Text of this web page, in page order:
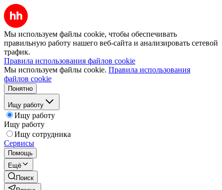
Мы используем файлы cookie, чтобы обеспечивать
правильную работу нашего веб-сайта и анализировать сетевой
трафик.
Правила использования файлов cookie
Мы используем файлы cookie. Правила использования
файлов cookie
Понятно
Ищу работу
Ищу работу
Ищу работу
Ищу сотрудника
Сервисы
Помощь
Ещё
Поиск